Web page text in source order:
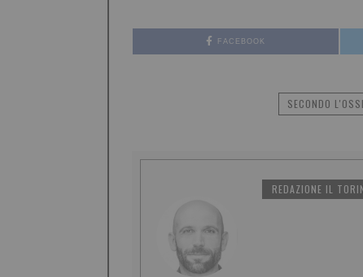
FACEBOOK
SECONDO
REDAZIONE IL